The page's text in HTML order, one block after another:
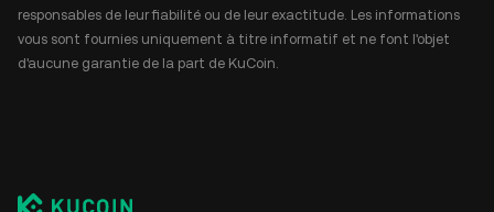
responsables de leur fiabilité ou de leur exactitude. Les informations
vous sont fournies uniquement à titre informatif et ne font l'objet
d'aucune garantie de la part de KuCoin.